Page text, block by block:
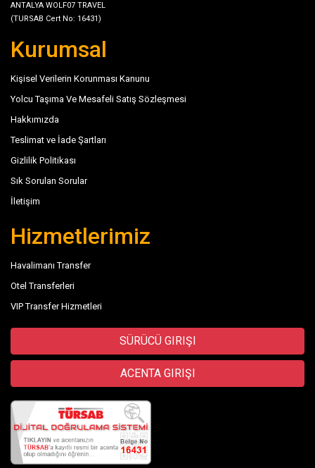
ANTALYA WOLF07 TRAVEL
(TURSAB Cert No: 16431)
Kurumsal
Kişisel Verilerin Korunması Kanunu
Yolcu Taşıma Ve Mesafeli Satış Sözleşmesi
Hakkımızda
Teslimat ve İade Şartları
Gizlilik Politikası
Sık Sorulan Sorular
İletişim
Hizmetlerimiz
Havalimanı Transfer
Otel Transferleri
VIP Transfer Hizmetleri
SÜRÜCÜ GIRIŞI
ACENTA GIRIŞI